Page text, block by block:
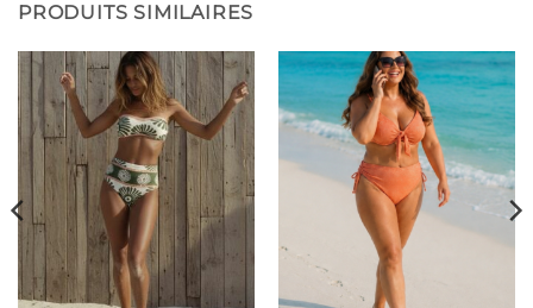
PRODUITS SIMILAIRES